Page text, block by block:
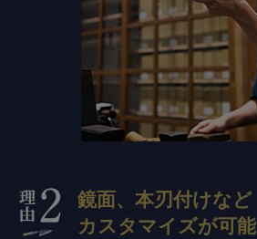
鏡面、本刃付けなど
カスタマイズが可能